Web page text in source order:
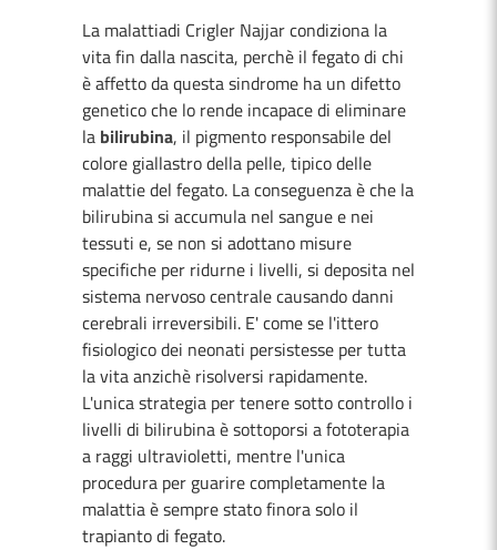
La malattiadi Crigler Najjar condiziona la
vita fin dalla nascita, perchè il fegato di chi
è affetto da questa sindrome ha un difetto
genetico che lo rende incapace di eliminare
la bilirubina, il pigmento responsabile del
colore giallastro della pelle, tipico delle
malattie del fegato. La conseguenza è che la
bilirubina si accumula nel sangue e nei
tessuti e, se non si adottano misure
specifiche per ridurne i livelli, si deposita nel
sistema nervoso centrale causando danni
cerebrali irreversibili. E' come se l'ittero
fisiologico dei neonati persistesse per tutta
la vita anzichè risolversi rapidamente.
L'unica strategia per tenere sotto controllo i
livelli di bilirubina è sottoporsi a fototerapia
a raggi ultravioletti, mentre l'unica
procedura per guarire completamente la
malattia è sempre stato finora solo il
trapianto di fegato.